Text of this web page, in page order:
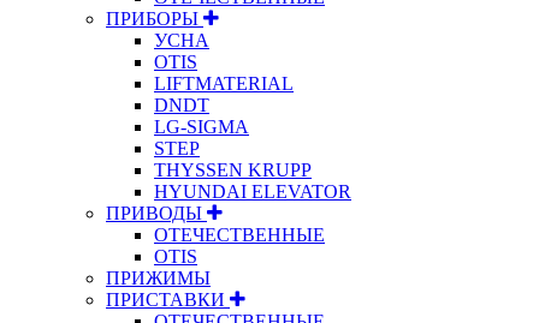
ПРИБОРЫ
УСНА
OTIS
LIFTMATERIAL
DNDT
LG-SIGMA
STEP
THYSSEN KRUPP
HYUNDAI ELEVATOR
ПРИВОДЫ
ОТЕЧЕСТВЕННЫЕ
OTIS
ПРИЖИМЫ
ПРИСТАВКИ